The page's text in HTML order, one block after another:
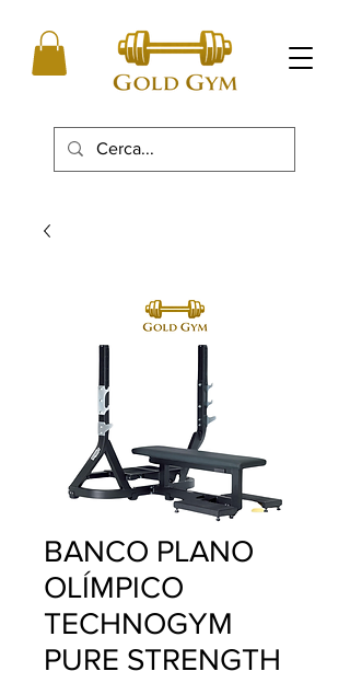
BANCO PLANO
OLÍMPICO
TECHNOGYM
PURE STRENGTH